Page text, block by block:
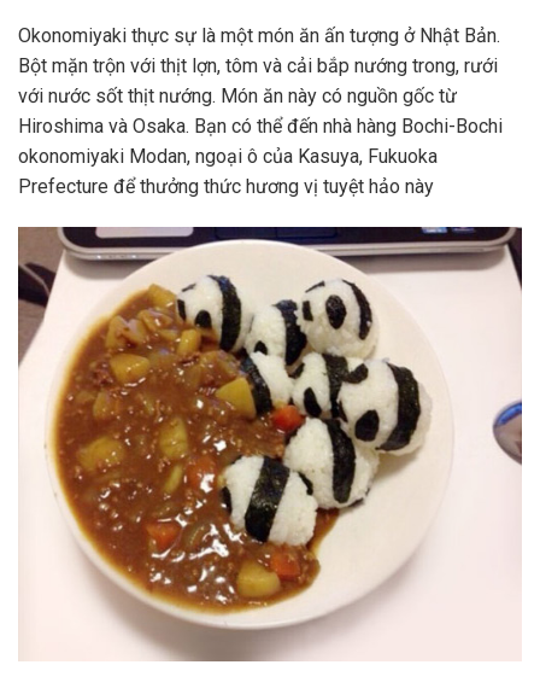
Okonomiyaki thực sự là một món ăn ấn tượng ở Nhật Bản.
Bột mặn trộn với thịt lợn, tôm và cải bắp nướng trong, rưới
với nước sốt thịt nướng. Món ăn này có nguồn gốc từ
Hiroshima và Osaka. Bạn có thể đến nhà hàng Bochi-Bochi
okonomiyaki Modan, ngoại ô của Kasuya, Fukuoka
Prefecture để thưởng thức hương vị tuyệt hảo này